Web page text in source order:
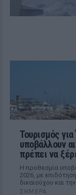
Τουρισμός
υποβάλλουν
πρέπει να
Η προθεσμία
2026, με
δικαιούχου και
ΣΉΜΕΡΑ